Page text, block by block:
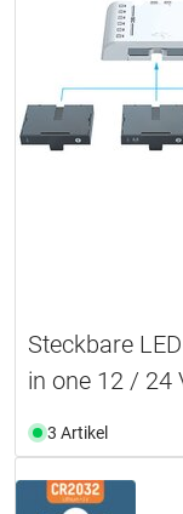
Steckbare
in one 12 / 24
3 Artikel